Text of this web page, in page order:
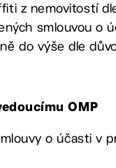
z nemovitostí
smlouvou o
do výše dle
OMP
o účasti v